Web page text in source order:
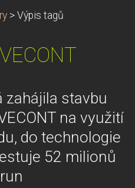
> Výpis tagů
zahájila stavbu
na využití
do technologie
52 milionů